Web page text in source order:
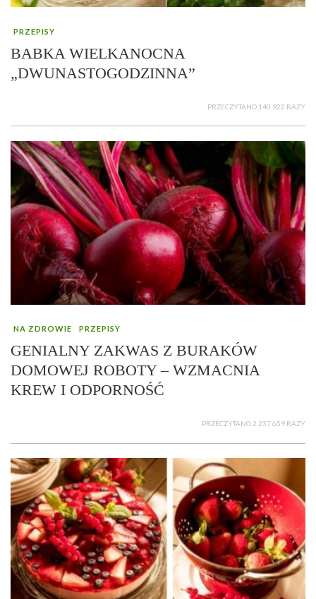
PRZEPISY
BABKA WIELKANOCNA
„DWUNASTOGODZINNA”
PRZECZYTANO 140 922 RAZY
NA ZDROWIE PRZEPISY
GENIALNY ZAKWAS Z BURAKÓW
DOMOWEJ ROBOTY – WZMACNIA
KREW I ODPORNOŚĆ
PRZECZYTANO 2 237 659 RAZY